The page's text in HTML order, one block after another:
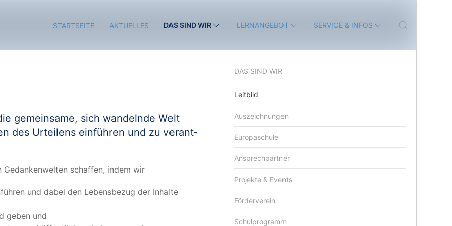
STARTSEITE AKTUELLES DAS SIND WIR LERNANGEBOT SERVICE & INFOS
gemein­sa­me, sich wan­deln­de Welt
des Urtei­lens ein­füh­ren und zu ver­ant­
schaf­fen, indem wir
und dabei den Lebens­be­zug der Inhal­te
geben und
DAS SIND WIR
Leitbild
Auszeichnungen
Europaschule
Ansprechpartner
Projekte & Events
Förderverein
Schulprogramm